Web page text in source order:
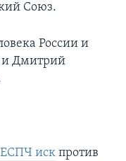
Союз.
России и
и Дмитрий
иск против